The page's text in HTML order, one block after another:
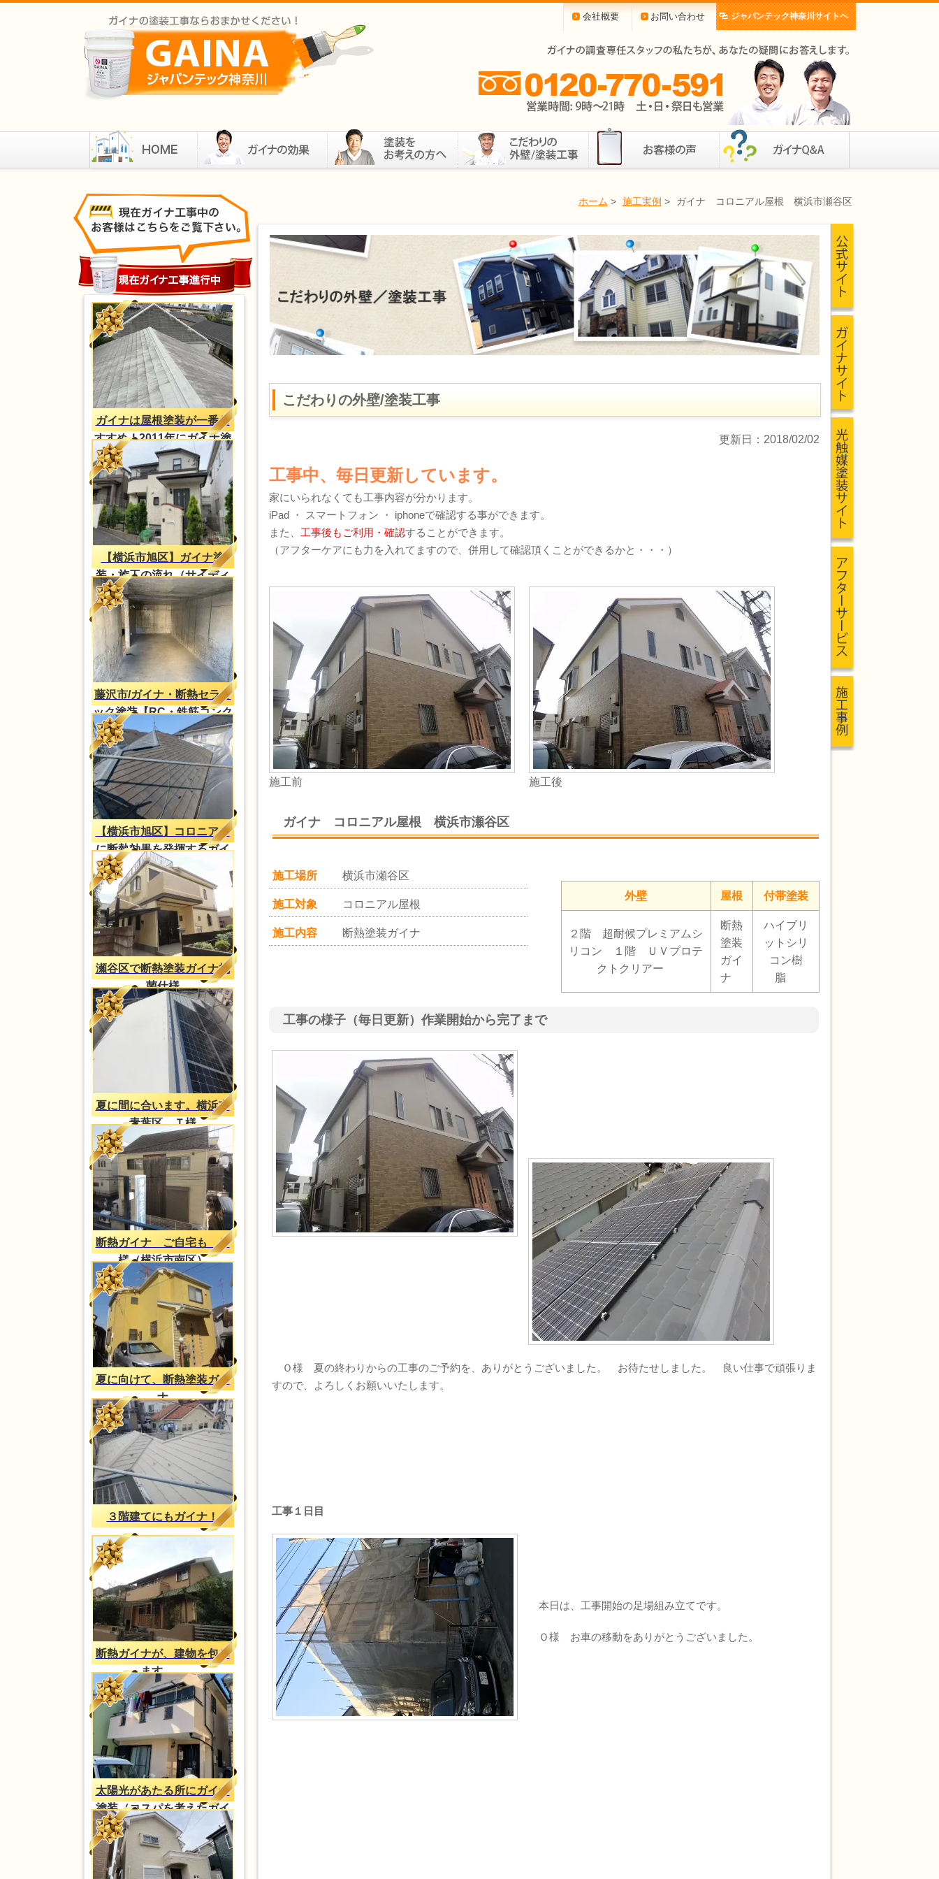
会社概要 お問い合わせ ジャパンテック神奈川サイトヘ
ホーム > 施工実例 > ガイナ コロニアル屋根 横浜市瀬谷区
ガイナは屋根塗装が一番お
すすめ！2011年にガイナ塗
装・2023年再塗装（H様
邸）
【横浜市旭区】ガイナ塗
装・施工の流れ（サイディ
ング外壁）
藤沢市/ガイナ・断熱セラミ
ック塗装【RC・鉄筋コンク
リートの結露対策】
【横浜市旭区】コロニアル
に断熱効果を発揮するガイ
ナ塗装
瀬谷区で断熱塗装ガイナ抗
菌仕様
夏に間に合います。横浜市
青葉区 Ｔ様
断熱ガイナ ご自宅も Ｔ
様（横浜市南区）
夏に向けて、断熱塗装ガイ
ナ
３階建てにもガイナ！
断熱ガイナが、建物を包み
ます。。
太陽光があたる所にガイナ
塗装（コスパを考えたガイ
ナ塗装）
こだわりの外壁/塗装工事
更新日：2018/02/02
工事中、毎日更新しています。
家にいられなくても工事内容が分かります。
iPad ・ スマートフォン ・ iphoneで確認する事ができます。
また、 工事後もご利用・確認することができます。
（アフターケアにも力を入れてますので、併用して確認頂くことができるかと・・・）
施工前 施工後
ガイナ コロニアル屋根 横浜市瀬谷区
施工場所 横浜市瀬谷区
施工対象 コロニアル屋根
施工内容 断熱塗装ガイナ
外壁 屋根 付帯塗装
２階 超耐候プレミアムシ
リコン １階 ＵＶプロテ
クトクリアー
断熱
塗装
ガイ
ナ
ハイブリ
ットシリ
コン樹
脂
工事の様子（毎日更新）作業開始から完了まで
Ｏ様 夏の終わりからの工事のご予約を、ありがとうございました。 お待たせしました。 良い仕事で頑張りま
すので、よろしくお願いいたします。
工事１日目
本日は、工事開始の足場組み立てです。
Ｏ様 お車の移動をありがとうございました。